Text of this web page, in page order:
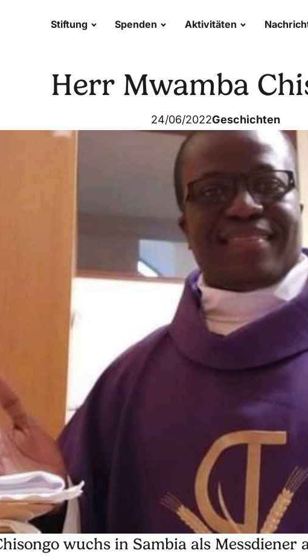
Stiftung Spenden Aktivitäten
Herr Mwamba
24/06/2022Geschichten
wuchs in Sambia als Messdiener